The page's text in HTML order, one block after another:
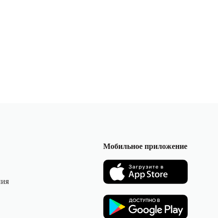
Мобильное приложение